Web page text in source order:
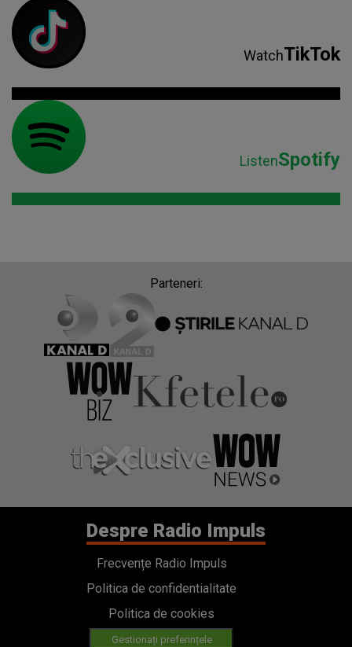
WatchTikTok
ListenSpotify
Parteneri:
Despre Radio Impuls
Frecvențe Radio Impuls
Politica de confidentialitate
Politica de cookies
Gestionați preferințele